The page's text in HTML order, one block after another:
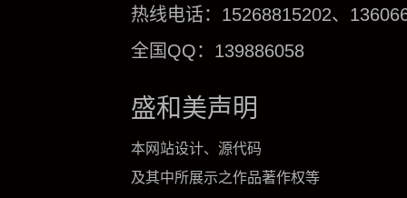
热线电话：15268815202、
全国QQ：139886058
盛和美声明
本网站设计、源代码
及其中所展示之作品著作权等